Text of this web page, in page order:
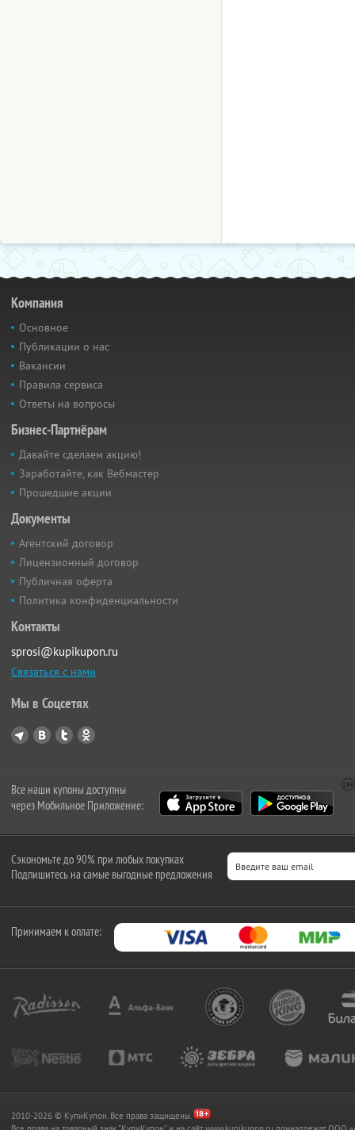
Компания
Основное
Публикации о нас
Вакансии
Правила сервиса
Ответы на вопросы
Бизнес-Партнёрам
Давайте сделаем акцию!
Заработайте, как Вебмастер
Прошедшие акции
Документы
Агентский договор
Лицензионный договор
Публичная оферта
Политика конфиденциальности
Контакты
sprosi@kupikupon.ru
Связаться с нами
Мы в Соцсетях
Все наши купоны доступны
через Мобильное Приложение:
Сэкономьте до 90% при любых покупках
Подпишитесь на самые выгодные предложения
Принимаем к оплате:
2010-2026 © КупиКупон. Все права защищены.